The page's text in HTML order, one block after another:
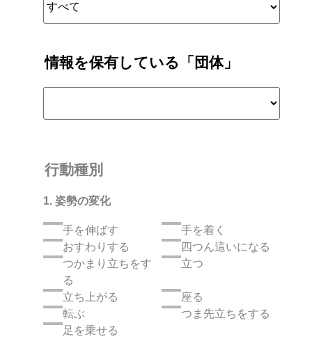
情報を保有している「団体」
行動種別
1. 姿勢の変化
手を伸ばす
手を着く
おすわりする
四つん這いになる
つかまり立ちをす
る
立つ
立ち上がる
座る
転ぶ
つま先立ちをする
足を乗せる